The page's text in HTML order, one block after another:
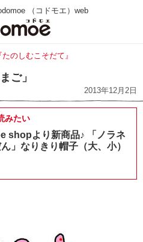
（コドモエ）web
のしむこそだて』
ご」
2013年12月2日
みたい
shopより新商品♪ 「ノラネ
」なりきり帽子（大、小）